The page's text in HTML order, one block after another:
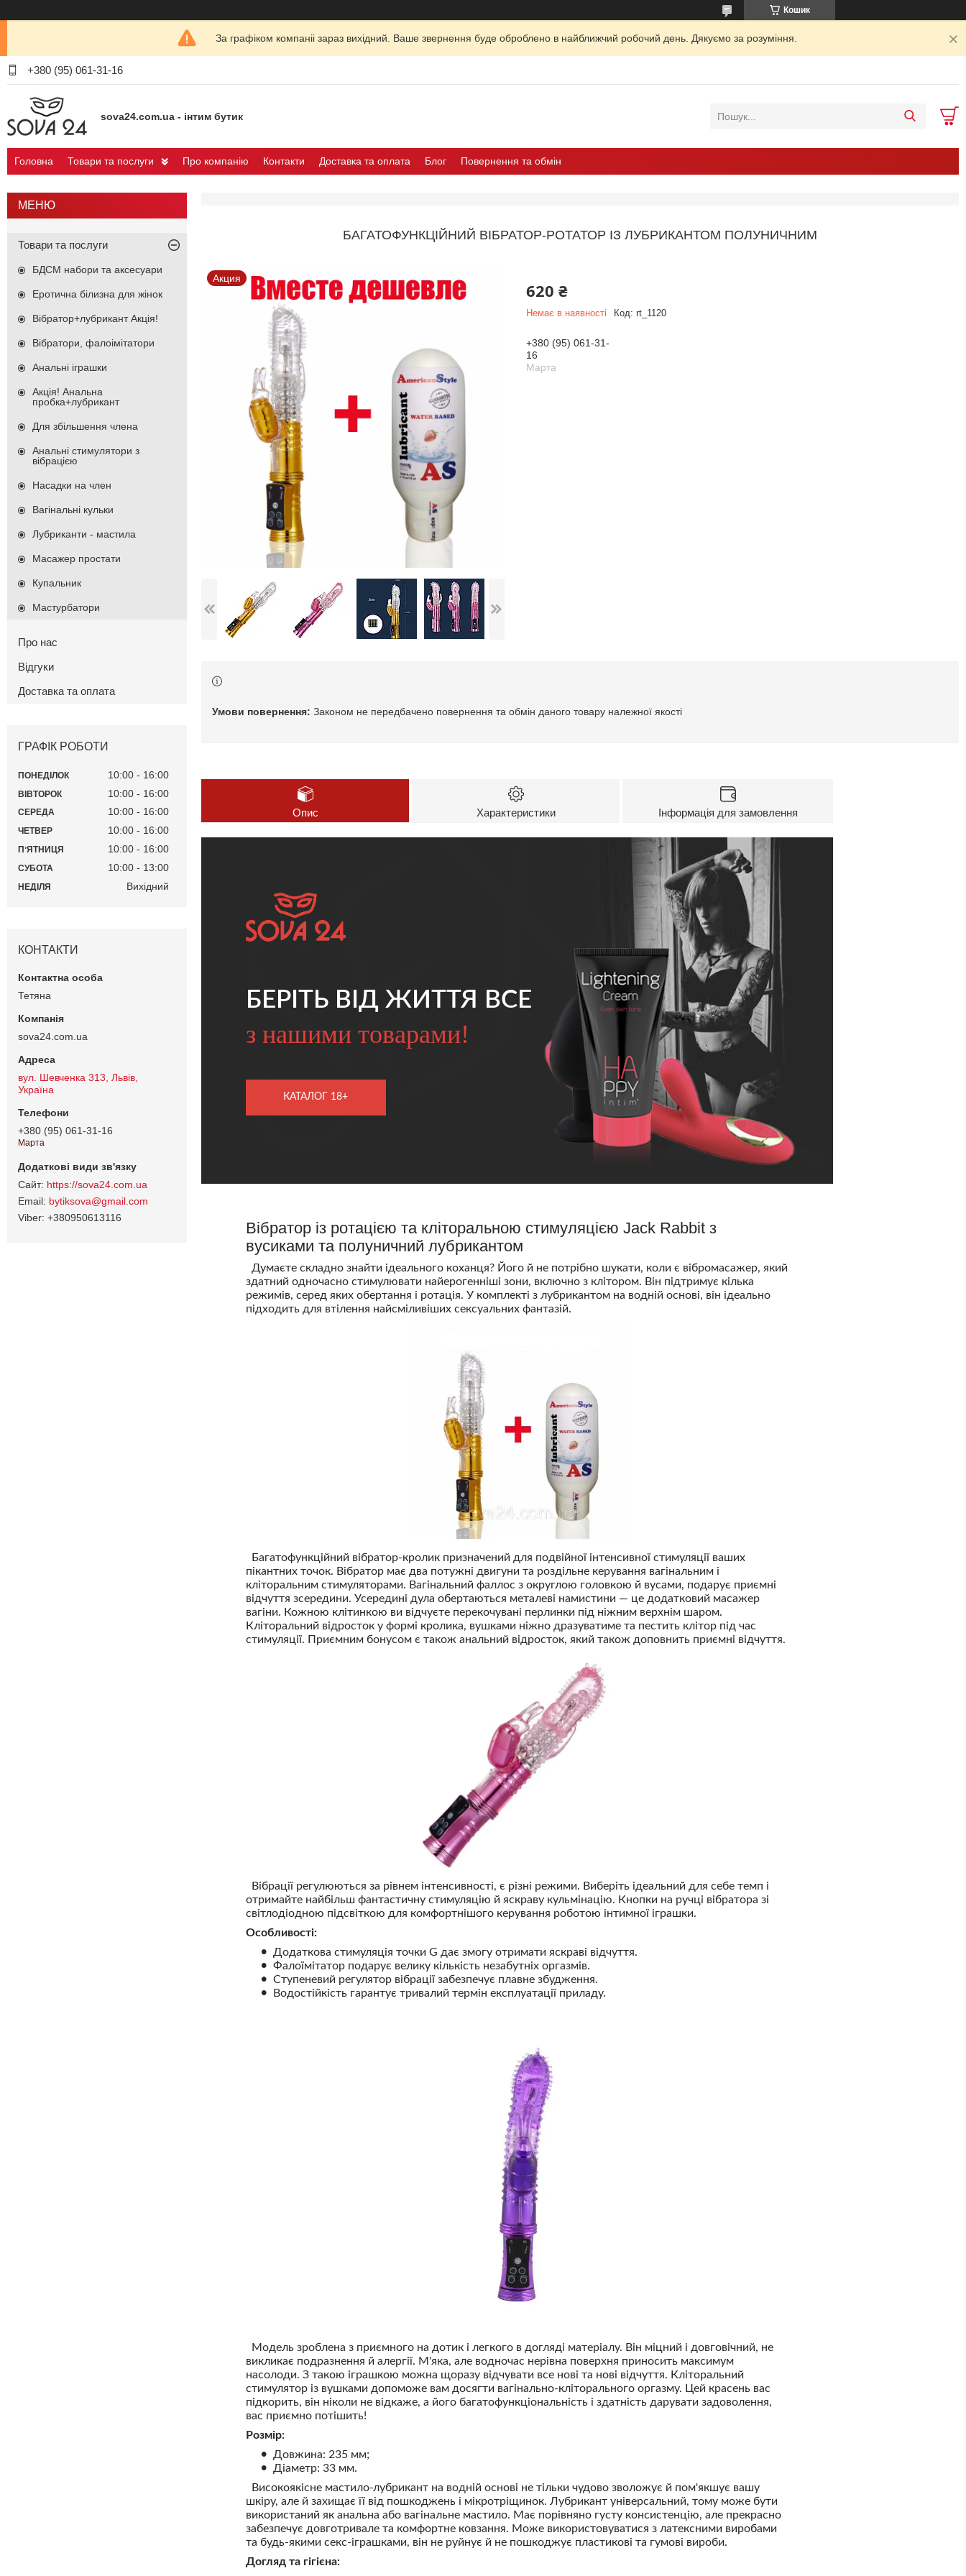
Кошик
За графіком компаніі зараз вихідний. Ваше звернення буде оброблено в найближчий робочий день. Дякуємо за розуміння.
+380 (95) 061-31-16
sova24.com.ua - інтим бутик
Головна Товари та послуги Про компанію Контакти Доставка та оплата Блог Повернення та обмін
БАГАТОФУНКЦІЙНИЙ ВІБРАТОР-РОТАТОР ІЗ ЛУБРИКАНТОМ ПОЛУНИЧНИМ
Акция
620 ₴
Немає в наявності Код: rt_1120
+380 (95) 061-31-
16
Марта
Законом не передбачено повернення та обмін даного товару належної якості
Опис Характеристики Інформація для замовлення
БЕРІТЬ ВІД ЖИТТЯ ВСЕ
з нашими товарами!
КАТАЛОГ 18+
Вібратор із ротацією та кліторальною стимуляцією Jack Rabbit з
вусиками та полуничний лубрикантом
Думаєте складно знайти ідеального коханця? Його й не потрібно шукати, коли є вібромасажер, який
здатний одночасно стимулювати найерогенніші зони, включно з клітором. Він підтримує кілька
режимів, серед яких обертання і ротація. У комплекті з лубрикантом на водній основі, він ідеально
підходить для втілення найсміливіших сексуальних фантазій.
Багатофункційний вібратор-кролик призначений для подвійної інтенсивної стимуляції ваших
пікантних точок. Вібратор має два потужні двигуни та роздільне керування вагінальним і
кліторальним стимуляторами. Вагінальний фаллос з округлою головкою й вусами, подарує приємні
відчуття зсередини. Усередині дула обертаються металеві намистини — це додатковий масажер
вагіни. Кожною клітинкою ви відчуєте перекочувані перлинки під ніжним верхнім шаром.
Кліторальний відросток у формі кролика, вушками ніжно дразуватиме та пестить клітор під час
стимуляції. Приємним бонусом є також анальний відросток, який також доповнить приємні відчуття.
Вібрації регулюються за рівнем інтенсивності, є різні режими. Виберіть ідеальний для себе темп і
отримайте найбільш фантастичну стимуляцію й яскраву кульмінацію. Кнопки на ручці вібратора зі
світлодіодною підсвіткою для комфортнішого керування роботою інтимної іграшки.
Особливості:
Додаткова стимуляція точки G дає змогу отримати яскраві відчуття.
Фалоїмітатор подарує велику кількість незабутніх оргазмів.
Ступеневий регулятор вібрації забезпечує плавне збудження.
Водостійкість гарантує тривалий термін експлуатації приладу.
Модель зроблена з приємного на дотик і легкого в догляді матеріалу. Він міцний і довговічний, не
викликає подразнення й алергії. М'яка, але водночас нерівна поверхня приносить максимум
насолоди. З такою іграшкою можна щоразу відчувати все нові та нові відчуття. Кліторальний
стимулятор із вушками допоможе вам досягти вагінально-кліторального оргазму. Цей красень вас
підкорить, він ніколи не відкаже, а його багатофункціональність і здатність дарувати задоволення,
вас приємно потішить!
Розмір:
Довжина: 235 мм;
Діаметр: 33 мм.
Високоякісне мастило-лубрикант на водній основі не тільки чудово зволожує й пом'якшує вашу
шкіру, але й захищає її від пошкоджень і мікротріщинок. Лубрикант універсальний, тому може бути
використаний як анальна або вагінальне мастило. Має порівняно густу консистенцію, але прекрасно
забезпечує довготривале та комфортне ковзання. Може використовуватися з латексними виробами
та будь-якими секс-іграшками, він не руйнує й не пошкоджує пластикові та гумові вироби.
Догляд та гігієна:
Товари та послуги
БДСМ набори та аксесуари
Еротична білизна для жінок
Вібратор+лубрикант Акція!
Вібратори, фалоімітатори
Анальні іграшки
Акція! Анальна
пробка+лубрикант
Для збільшення члена
Анальні стимулятори з
вібрацією
Насадки на член
Вагінальні кульки
Лубриканти - мастила
Масажер простати
Купальник
Мастурбатори
Про нас
Відгуки
Доставка та оплата
ГРАФІК РОБОТИ
ПОНЕДІЛОК 10:00 16:00
ВІВТОРОК 10:00 16:00
СЕРЕДА 10:00 16:00
ЧЕТВЕР 10:00 16:00
ПʼЯТНИЦЯ 10:00 16:00
СУБОТА 10:00 13:00
НЕДІЛЯ Вихідний
КОНТАКТИ
Тетяна
sova24.com.ua
вул. Шевченка 313, Львів,
Україна
+380 (95) 061-31-16
Марта
https://sova24.com.ua
bytiksova@gmail.com
+380950613116